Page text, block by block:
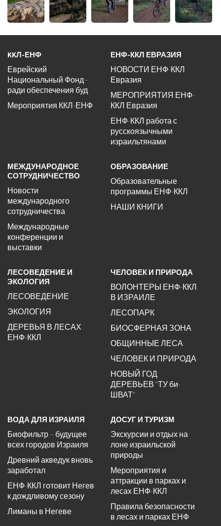
KKЛ-ЕНФ
Еврейский
Национальный Фонд -
ради обеспечения буд
Мероприятия ККЛ-ЕНФ
ЕНФ-ККЛ ЕВРАЗИЯ
НОВОСТИ ЕНФ-ККЛ
Евразия
МЕРОПРИЯТИЯ ЕНФ-
ККЛ Евразия
ЕНФ-ККЛ работа с
русскоязычными
израильтянами
МЕЖДУНАРОДНОЕ
СОТРУДНИЧЕСТВО
Новости
международного
сотрудничества
Международные
конференции и
выставки
ОБРАЗОВАНИЕ
Образовательные
программы ЕНФ-ККЛ
НАШИ КНИГИ
ЛЕСОВЕДЕНИЕ И
ЭКОЛОГИЯ
ЛЕСОВЕДЕНИЕ
ЭКОЛОГИЯ
ДЕРЕВЬЯ В ЛЕСАХ
ЕНФ-ККЛ
ЧЕЛОВЕК И ПРИРОДА
ВОЛОНТЕРЫ ЕНФ-ККЛ
В ИЗРАИЛЕ
ЛЕСОПАРК
БИОСФЕРНАЯ ЗОНА
ОБЩИННЫЕ ЛЕСА
ЧЕЛОВЕК И ПРИРОДА
НОВЫЙ ГОД
ДЕРЕВЬЕВ "ТУ би-
ШВАТ"
ВОДА ДЛЯ ИЗРАИЛЯ
Биофильтр – будущее
всех городов Израиля
Древний акведук вновь
заработал
ЕНФ-ККЛ готовит Негев
к дождливому сезону
Лиманы в Негеве
ДОСУГ И ТУРИЗМ
Экскурсии и отдых на
лоне израильской
природы
Мероприятия и
аттракции в парках и
лесах ЕНФ-ККЛ
Правила безопасности
в лесах и парках ЕНФ